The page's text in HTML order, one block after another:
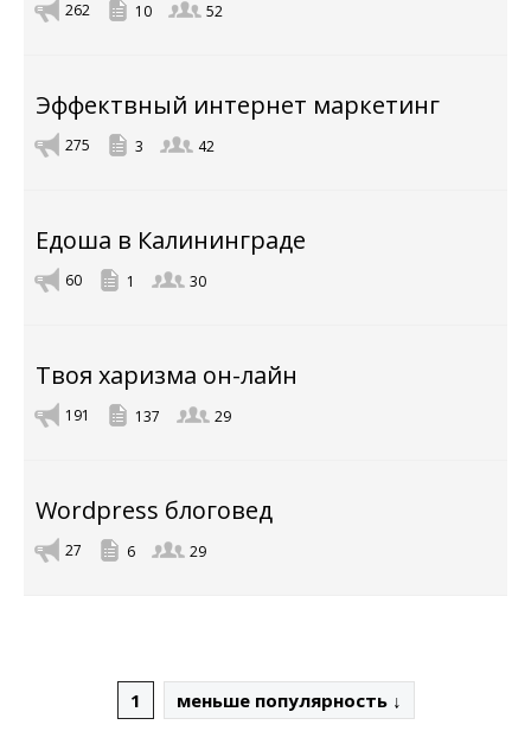
262 10 52
Эффектвный интернет маркетинг
275 3 42
Едоша в Калининграде
60 1 30
Твоя харизма он-лайн
191 137 29
Wordpress блоговед
27 6 29
1 меньше популярность ↓